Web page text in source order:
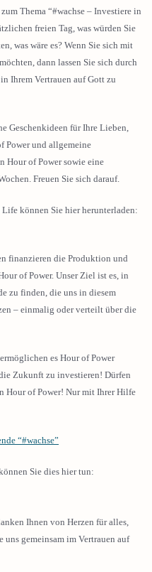
Thema “#wachse – Investiere in
freien Tag, was würden Sie
was wäre es? Wenn Sie sich mit
dann lassen Sie sich durch
Ihrem Vertrauen auf Gott zu
Geschenkideen für Ihre Lieben,
Power und allgemeine
Hour of Power sowie eine
Freuen Sie sich darauf.
können Sie hier herunterladen:
finanzieren die Produktion und
of Power. Unser Ziel ist es, in
zu finden, die uns in diesem
– einmalig oder verteilt über die
ermöglichen es Hour of Power
Zukunft zu investieren! Dürfen
Hour of Power! Nur mit Ihrer Hilfe
“#wachse”
Sie dies hier tun:
Ihnen von Herzen für alles,
uns gemeinsam im Vertrauen auf